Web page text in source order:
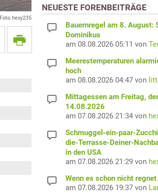
Foto hexy235
NEUESTE FORENBEITRÄGE
Bauernregel am 8. August:
Dominikus
am 08.08.2026 05:11 von
Meerestemperaturen
hoch
am 08.08.2026 04:47 von
Mittagessen am Freitag,
14.08.2026
am 07.08.2026 21:34 von
Schmuggel-ein-paar-
die-Terrasse-Deiner-
in den USA
am 07.08.2026 21:29 von
Wenn es schon nicht
am 07.08.2026 19:37 von